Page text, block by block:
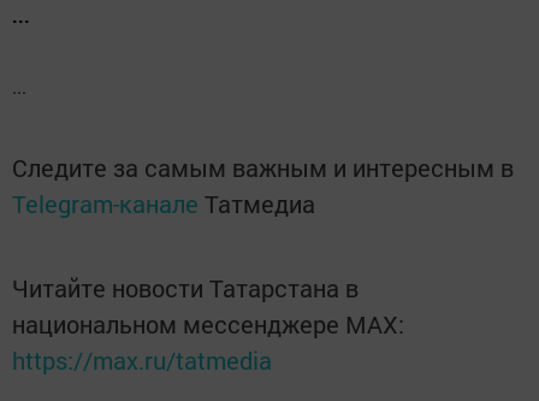
...
...
Следите за самым важным и интересным в
Telegram-канале Татмедиа
Читайте новости Татарстана в
национальном мессенджере MАХ:
https://max.ru/tatmedia